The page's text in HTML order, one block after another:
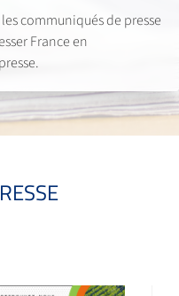
communiqués de presse
France en